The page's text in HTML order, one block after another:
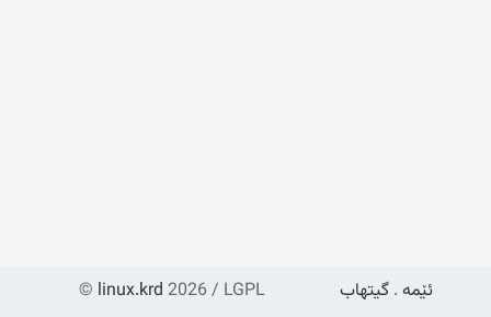
© linux.krd 2026 / LGPL ئێمە . گیتهاب